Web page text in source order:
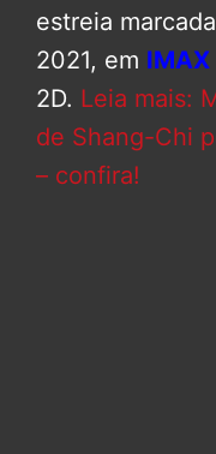
estreia
2021, em IMAX
2D. Leia mais:
de Shang-Chi
– confira!